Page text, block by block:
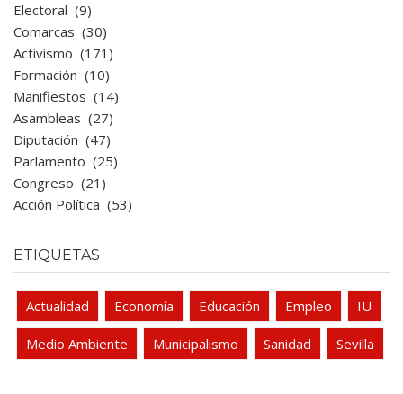
Electoral (9)
Comarcas (30)
Activismo (171)
Formación (10)
Manifiestos (14)
Asambleas (27)
Diputación (47)
Parlamento (25)
Congreso (21)
Acción Política (53)
ETIQUETAS
Actualidad Economía Educación Empleo IU
Medio Ambiente Municipalismo Sanidad Sevilla